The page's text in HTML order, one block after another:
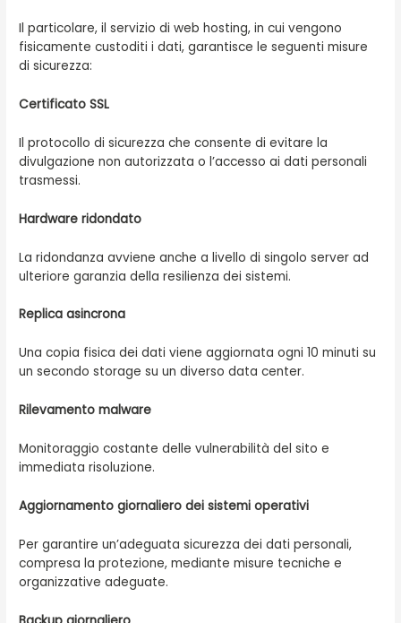
Il particolare, il servizio di web hosting, in cui vengono
fisicamente custoditi i dati, garantisce le seguenti misure
di sicurezza:
Certificato SSL
Il protocollo di sicurezza che consente di evitare la
divulgazione non autorizzata o l’accesso ai dati personali
trasmessi.
Hardware ridondato
La ridondanza avviene anche a livello di singolo server ad
ulteriore garanzia della resilienza dei sistemi.
Replica asincrona
Una copia fisica dei dati viene aggiornata ogni 10 minuti su
un secondo storage su un diverso data center.
Rilevamento malware
Monitoraggio costante delle vulnerabilità del sito e
immediata risoluzione.
Aggiornamento giornaliero dei sistemi operativi
Per garantire un’adeguata sicurezza dei dati personali,
compresa la protezione, mediante misure tecniche e
organizzative adeguate.